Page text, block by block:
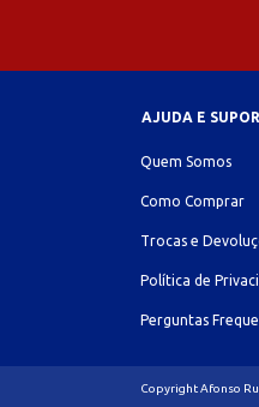
AJUDA E
Quem Somos
Como Comprar
Trocas e
Política de
Perguntas
Copyright Afonso